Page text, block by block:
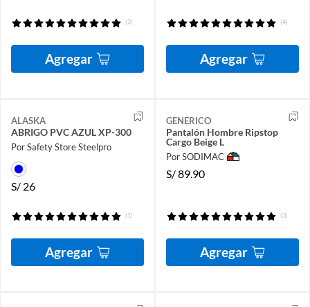
(2)
Agregar
(4)
Agregar
ALASKA
ABRIGO PVC AZUL XP-300
Por Safety Store Steelpro
S/ 26
(1)
Agregar
GENERICO
Pantalón Hombre Ripstop
Cargo Beige L
Por SODIMAC
S/89.90
(3)
Agregar